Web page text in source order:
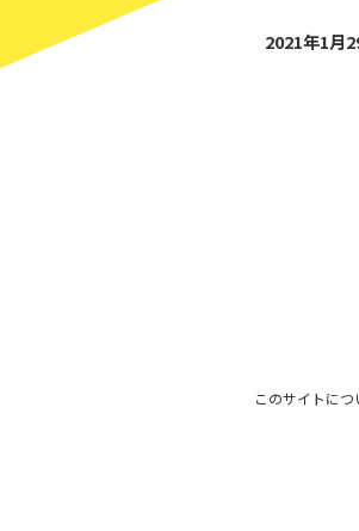
2021年1月
このサイトにつ